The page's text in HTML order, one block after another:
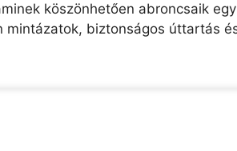
köszönhetően abroncsaik
biztonságos úttartás